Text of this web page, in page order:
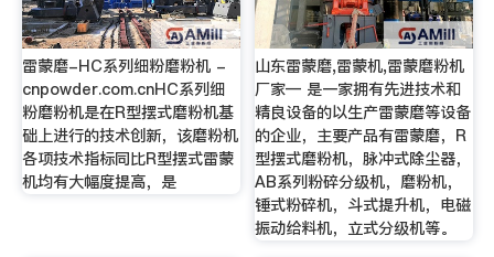
雷蒙磨-HC系列细粉磨粉机 -
cnpowder.com.cnHC系列细
粉磨粉机是在R型摆式磨粉机基
础上进行的技术创新，该磨粉机
各项技术指标同比R型摆式雷蒙
机均有大幅度提高，是
山东雷蒙磨,雷蒙机,雷蒙磨粉机
厂家— 是一家拥有先进技术和
精良设备的以生产雷蒙磨等设备
的企业，主要产品有雷蒙磨，R
型摆式磨粉机，脉冲式除尘器，
AB系列粉碎分级机，磨粉机，
锤式粉碎机，斗式提升机，电磁
振动给料机，立式分级机等。